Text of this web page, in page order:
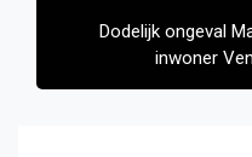
Dodelijk ongeval
inwoner